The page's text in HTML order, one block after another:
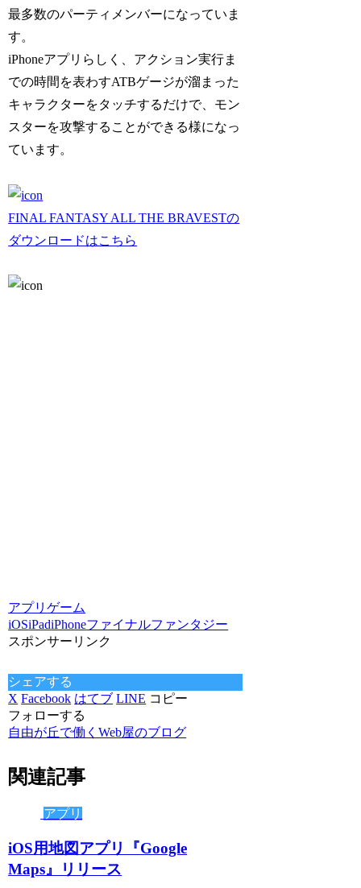
最多数のパーティメンバーになっていま
す。
iPhoneアプリらしく、アクション実行ま
での時間を表わすATBゲージが溜まった
キャラクターをタッチするだけで、モン
スターを攻撃することができる様になっ
ています。
FINAL FANTASY ALL THE BRAVESTの
ダウンロードはこちら
アプリゲーム
iOSiPadiPhoneファイナルファンタジー
スポンサーリンク
シェアする
X Facebook はてブ LINE コピー
フォローする
自由が丘で働くWeb屋のブログ
関連記事
アプリ
iOS用地図アプリ『Google
Maps』リリース